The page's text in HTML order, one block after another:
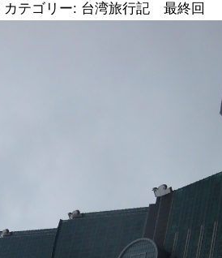
カテゴリー: 台湾旅行記 最終回